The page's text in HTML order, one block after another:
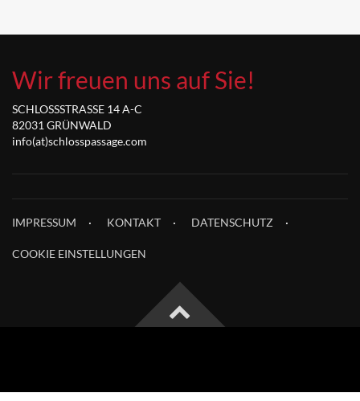
Wir freuen uns auf Sie!
SCHLOSSSTRASSE 14 A-C
82031 GRÜNWALD
info(at)schlosspassage.com
IMPRESSUM KONTAKT DATENSCHUTZ
COOKIE EINSTELLUNGEN